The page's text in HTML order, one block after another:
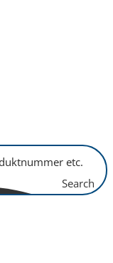
Search